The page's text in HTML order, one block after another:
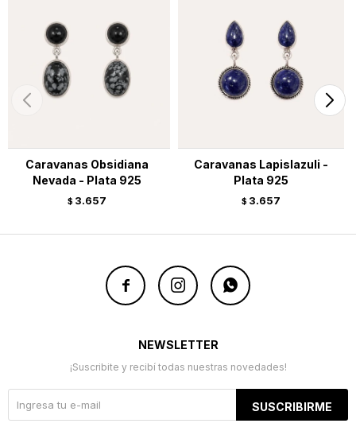
Caravanas Obsidiana
Nevada - Plata 925
$ 3.657
Caravanas Lapislazuli -
Plata 925
$ 3.657
  
NEWSLETTER
¡Suscribite y recibí todas nuestras novedades!
SUSCRIBIRME